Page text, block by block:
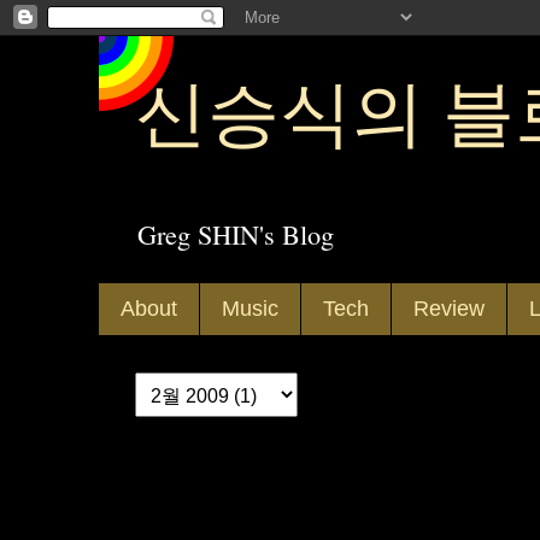
신승식의 블
Greg SHIN's Blog
About Music Tech Review